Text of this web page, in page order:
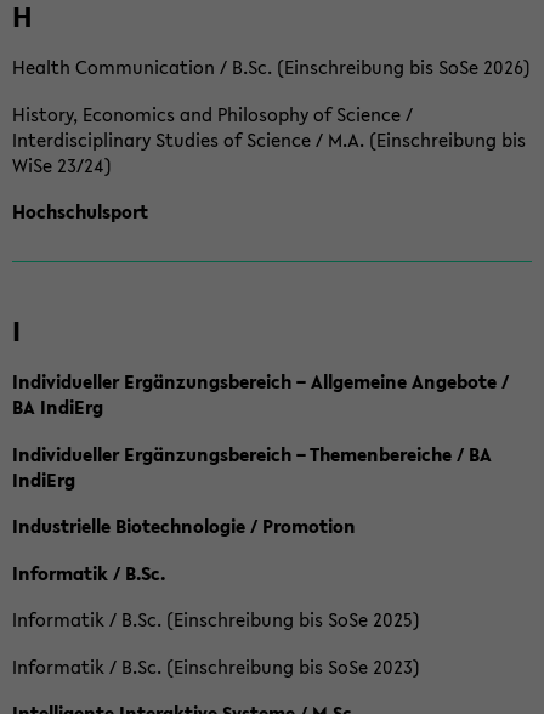
H
Health Communication / B.Sc. (Einschreibung bis SoSe 2026)
History, Economics and Philosophy of Science /
Interdisciplinary Studies of Science / M.A. (Einschreibung bis
WiSe 23/24)
Hochschulsport
I
Individueller Ergänzungsbereich – Allgemeine Angebote /
BA IndiErg
Individueller Ergänzungsbereich – Themenbereiche / BA
IndiErg
Industrielle Biotechnologie / Promotion
Informatik / B.Sc.
Informatik / B.Sc. (Einschreibung bis SoSe 2025)
Informatik / B.Sc. (Einschreibung bis SoSe 2023)